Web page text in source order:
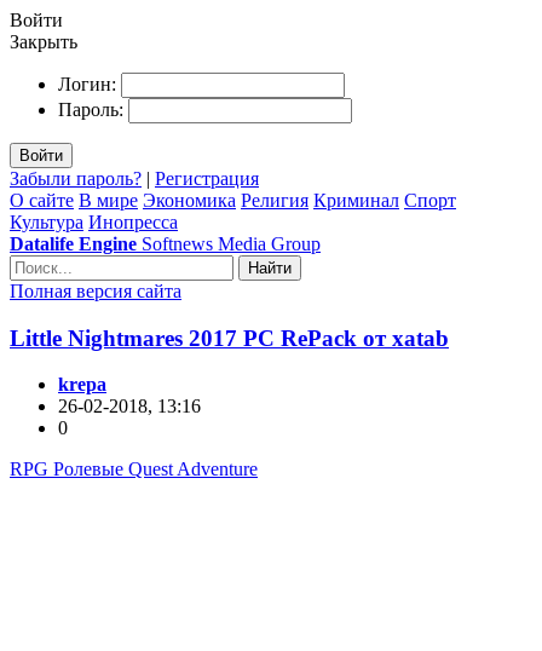
Войти
Закрыть
Логин:
Пароль:
Войти
Забыли пароль? | Регистрация
О сайте В мире Экономика Религия Криминал Спорт
Культура Инопресса
Datalife Engine Softnews Media Group
Найти
Полная версия сайта
Little Nightmares 2017 PC RePack от xatab
krepa
26-02-2018, 13:16
0
RPG Ролевые Quest Adventure